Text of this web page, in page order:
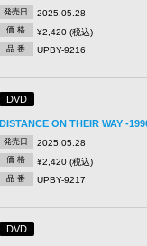
発売日 2025.05.28
価 格 ¥2,420 (税込)
品 番 UPBY-9216
DVD
DISTANCE ON THEIR WAY -
発売日 2025.05.28
価 格 ¥2,420 (税込)
品 番 UPBY-9217
DVD